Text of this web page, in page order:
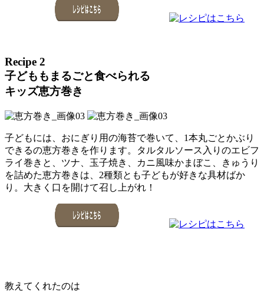
Recipe 2
子どももまるごと食べられる
キッズ恵方巻き
子どもには、おにぎり用の海苔で巻いて、1本丸ごとかぶり
できるの恵方巻きを作ります。タルタルソース入りのエビフ
ライ巻きと、ツナ、玉子焼き、カニ風味かまぼこ、きゅうり
を詰めた恵方巻きは、2種類とも子どもが好きな具材ばか
り。大きく口を開けて召し上がれ！
教えてくれたのは